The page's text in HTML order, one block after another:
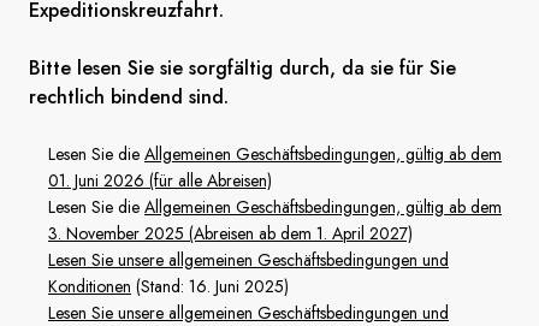
Frankreich
Schweden
Norwegen
Expeditionskreuzfahrt.
Bitte lesen Sie sie sorgfältig durch, da sie für Sie
rechtlich bindend sind.
Lesen Sie die Allgemeinen Geschäftsbedingungen, gültig ab dem
01. Juni 2026 (für alle Abreisen)
Lesen Sie die Allgemeinen Geschäftsbedingungen, gültig ab dem
3. November 2025 (Abreisen ab dem 1. April 2027)
Lesen Sie unsere allgemeinen Geschäftsbedingungen und
Konditionen (Stand: 16. Juni 2025)
Lesen Sie unsere allgemeinen Geschäftsbedingungen und